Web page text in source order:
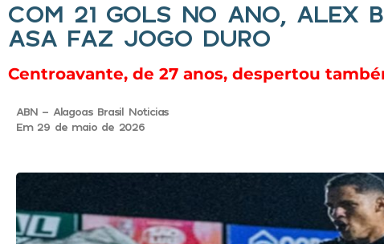
COM 21 GOLS NO ANO, ALEX
ASA FAZ JOGO DURO
Centroavante, de 27 anos, despertou
ABN - Alagoas Brasil Noticias
Em 29 de maio de 2026